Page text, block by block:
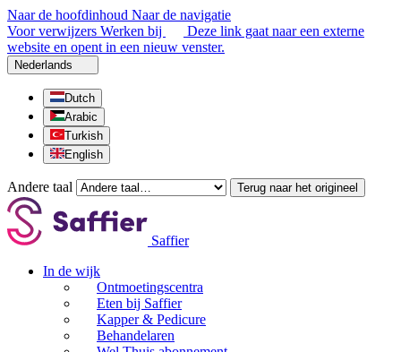
Naar de hoofdinhoud Naar de navigatie
Voor verwijzers Werken bij
Deze link gaat naar een externe
website en opent in een nieuw venster.
Nederlands
Dutch
Arabic
Turkish
English
Andere taal Terug naar het origineel
Saffier
In de wijk
Ontmoetingscentra
Eten bij Saffier
Kapper & Pedicure
Behandelaren